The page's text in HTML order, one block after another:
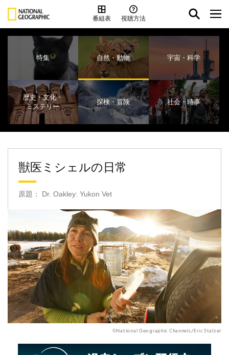
番組表 視聴方法
特集 自然・動物 宇宙・科学
歴史・文化・
ミステリー
探検・冒険 社会・時事
獣医ミシェルの日常
原題： Dr. Oakley: Yukon Vet
©National Geographic Channels/Eric Stalzer